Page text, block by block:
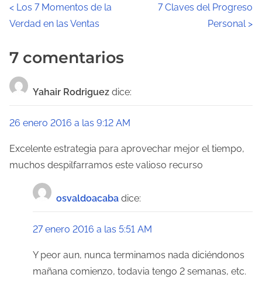
N
a
v
e
a
c
i
< Los 7 Momentos de la
Verdad en las Ventas
7 Claves del Progreso
Personal>
7 comentarios
Yahair Rodriguez dice:
26 enero 2016 a las 9:12 AM
Excelente estrategia para aprovechar mejor el tiempo,
muchos despilfarramos este valioso recurso
osvaldoacaba dice:
27 enero 2016 a las 5:51 AM
Y peor aun, nunca terminamos nada diciéndonos
mañana comienzo, todavia tengo 2 semanas, etc.